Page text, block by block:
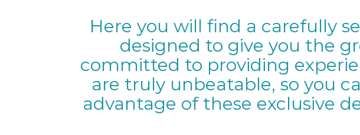
Here you will find a carefully
designed to give you the
committed to providing
are truly unbeatable, so you
advantage of these exclusive